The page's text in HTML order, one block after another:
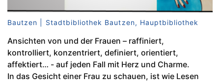
Bautzen | Stadtbibliothek Bautzen, Hauptbibliothek
Ansichten von und der Frauen – raffiniert,
kontrolliert, konzentriert, definiert, orientiert,
affektiert… - auf jeden Fall mit Herz und Charme.
In das Gesicht einer Frau zu schauen, ist wie Lesen